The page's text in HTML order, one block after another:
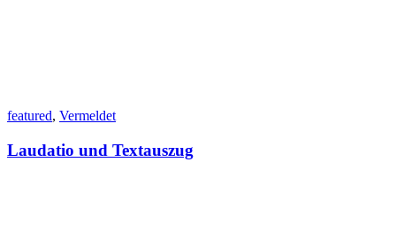
featured, Vermeldet
Laudatio und Textauszug